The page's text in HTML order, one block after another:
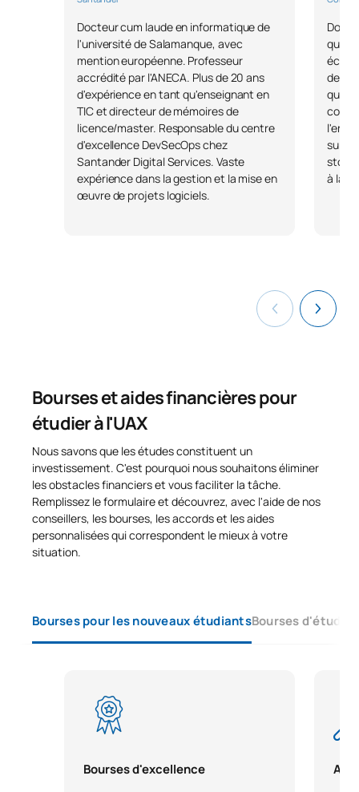
Traitement du langage
naturel (TLN) et IA
générative
OB
*Caractère : FB : Formation Basique, Ob : Obligatoire, Op :
Docteur cum laude en informatique de
l'université de Salamanque, avec
mention européenne. Professeur
accrédité par l'ANECA. Plus de 20 ans
d'expérience en tant qu'enseignant en
TIC et directeur de mémoires de
licence/master. Responsable du centre
d'excellence DevSecOps chez
Santander Digital Services. Vaste
expérience dans la gestion et la mise en
œuvre de projets logiciels.
des
sur
à la
Bourses et aides financières pour
étudier à l'UAX
Nous savons que les études constituent un
investissement. C'est pourquoi nous souhaitons éliminer
les obstacles financiers et vous faciliter la tâche.
Remplissez le formulaire et découvrez, avec l'aide de nos
conseillers, les bourses, les accords et les aides
personnalisées qui correspondent le mieux à votre
situation.
Bourses pour les nouveaux étudiantsBourses d'études
Bourses d'excellence